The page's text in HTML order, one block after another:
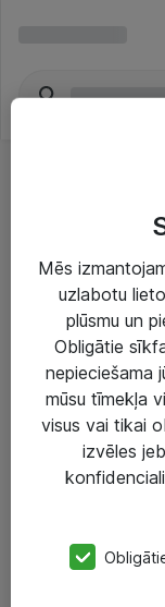
Risinājumi &
IT serviss un
IT infrastruktūra
Darba vietu IT
Serveri un datu
SIA „ATEA”
Mēs
uzlabotu
plūsmu un
Obligātie
nepieciešama
mūsu tīmekļa
visus vai tikai
izvēles